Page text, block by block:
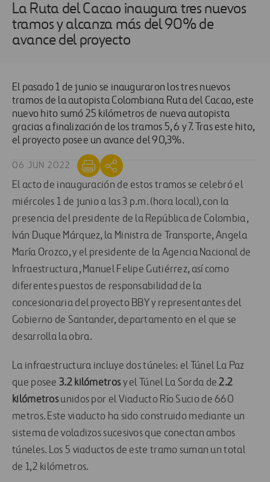
La Ruta del Cacao inaugura tres nuevos
tramos y alcanza más del 90% de
avance del proyecto
El pasado 1 de junio se inauguraron los tres nuevos
tramos de la autopista Colombiana Ruta del Cacao, este
nuevo hito sumó 25 kilómetros de nueva autopista
gracias a finalización de los tramos 5, 6 y 7. Tras este hito,
el proyecto posee un avance del 90,3%.
06 JUN 2022
El acto de inauguración de estos tramos se celebró el
miércoles 1 de junio a las 3 p.m. (hora local), con la
presencia del presidente de la República de Colombia,
Iván Duque Márquez, la Ministra de Transporte, Angela
María Orozco, y el presidente de la Agencia Nacional de
Infraestructura, Manuel Felipe Gutiérrez, así como
diferentes puestos de responsabilidad de la
concesionaria del proyecto BBY y representantes del
Gobierno de Santander, departamento en el que se
desarrolla la obra.
La infraestructura incluye dos túneles: el Túnel La Paz
que posee3.2 kilómetrosy el Túnel La Sorda de2.2
kilómetrosunidos por el Viaducto Río Sucio de 660
metros. Este viaducto ha sido construido mediante un
sistema de voladizos sucesivos que conectan ambos
túneles. Los 5 viaductos de este tramo suman un total
de 1,2 kilómetros.